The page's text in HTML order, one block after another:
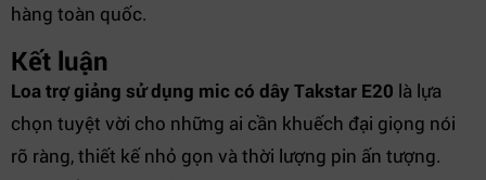
hàng toàn quốc.
Kết luận
Loa trợ giảng sử dụng mic có dây Takstar E20 là lựa
chọn tuyệt vời cho những ai cần khuếch đại giọng nói
rõ ràng, thiết kế nhỏ gọn và thời lượng pin ấn tượng.